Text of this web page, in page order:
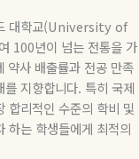
대학교(University of
100년이 넘는 전통을 가
약사 배출률과 전공 만족
지향합니다. 특히 국제
합리적인 수준의 학비 및
하는 학생들에게 최적의